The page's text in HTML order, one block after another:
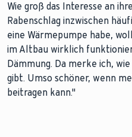
Wie groß das Interesse an
Rabenschlag inzwischen
eine Wärmepumpe habe,
im Altbau wirklich
Dämmung. Da merke ich,
gibt. Umso schöner, wenn
beitragen kann."